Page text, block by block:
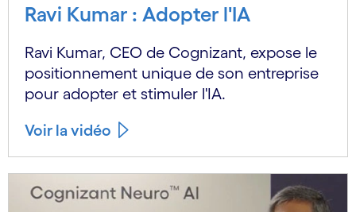
Ravi Kumar : Adopter l'IA
Ravi Kumar, CEO de Cognizant, expose le
positionnement unique de son entreprise
pour adopter et stimuler l'IA.
Voir la vidéo